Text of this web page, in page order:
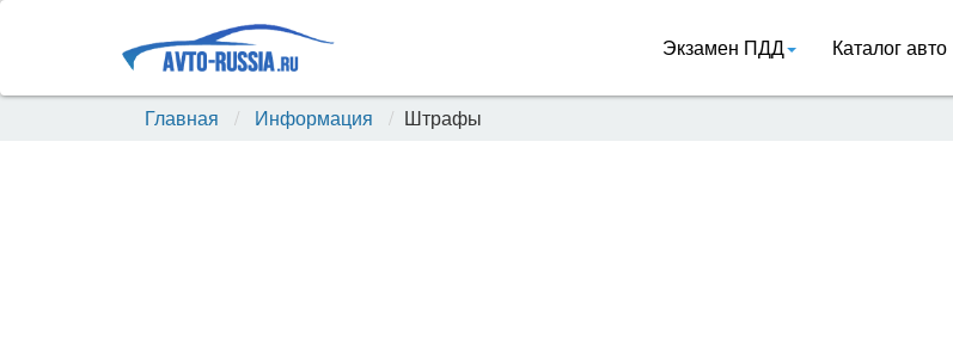
Экзамен ПДД Каталог авто
Главная Информация Штрафы